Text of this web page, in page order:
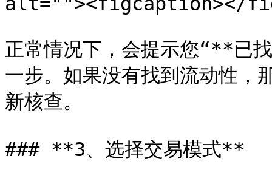
正常情况下，会提示您“**已
一步。如果没有找到流动性，
新核查。
### **3、选择交易模式**